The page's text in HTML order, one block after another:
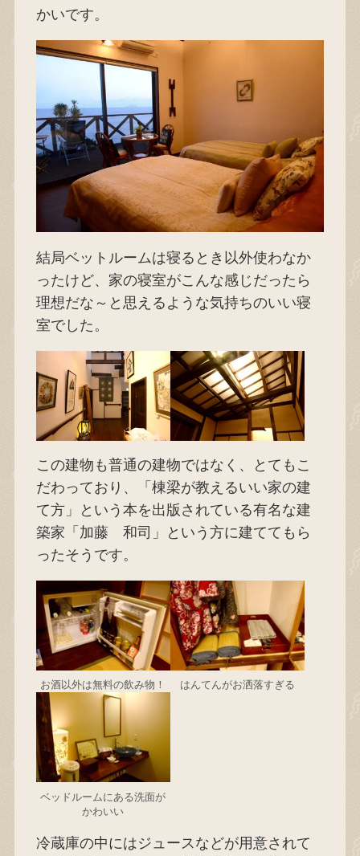
かいです。
結局ベットルームは寝るとき以外使わなか
ったけど、家の寝室がこんな感じだったら
理想だな～と思えるような気持ちのいい寝
室でした。
この建物も普通の建物ではなく、とてもこ
だわっており、「棟梁が教えるいい家の建
て方」という本を出版されている有名な建
築家「加藤 和司」という方に建ててもら
ったそうです。
お酒以外は無料の飲み物！ はんてんがお洒落すぎる
ベッドルームにある洗面が
かわいい
冷蔵庫の中にはジュースなどが用意されて